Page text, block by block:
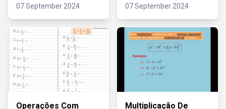
07 September 2024 07 September 2024
Operações Com Multiplicação De